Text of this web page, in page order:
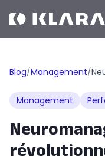
Blog/Management/
Management